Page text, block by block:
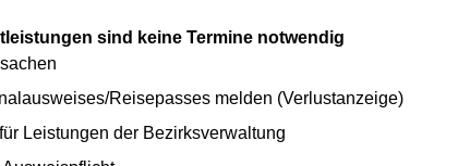
sind keine Termine notwendig
Reisepasses melden (Verlustanzeige)
Leistungen der Bezirksverwaltung